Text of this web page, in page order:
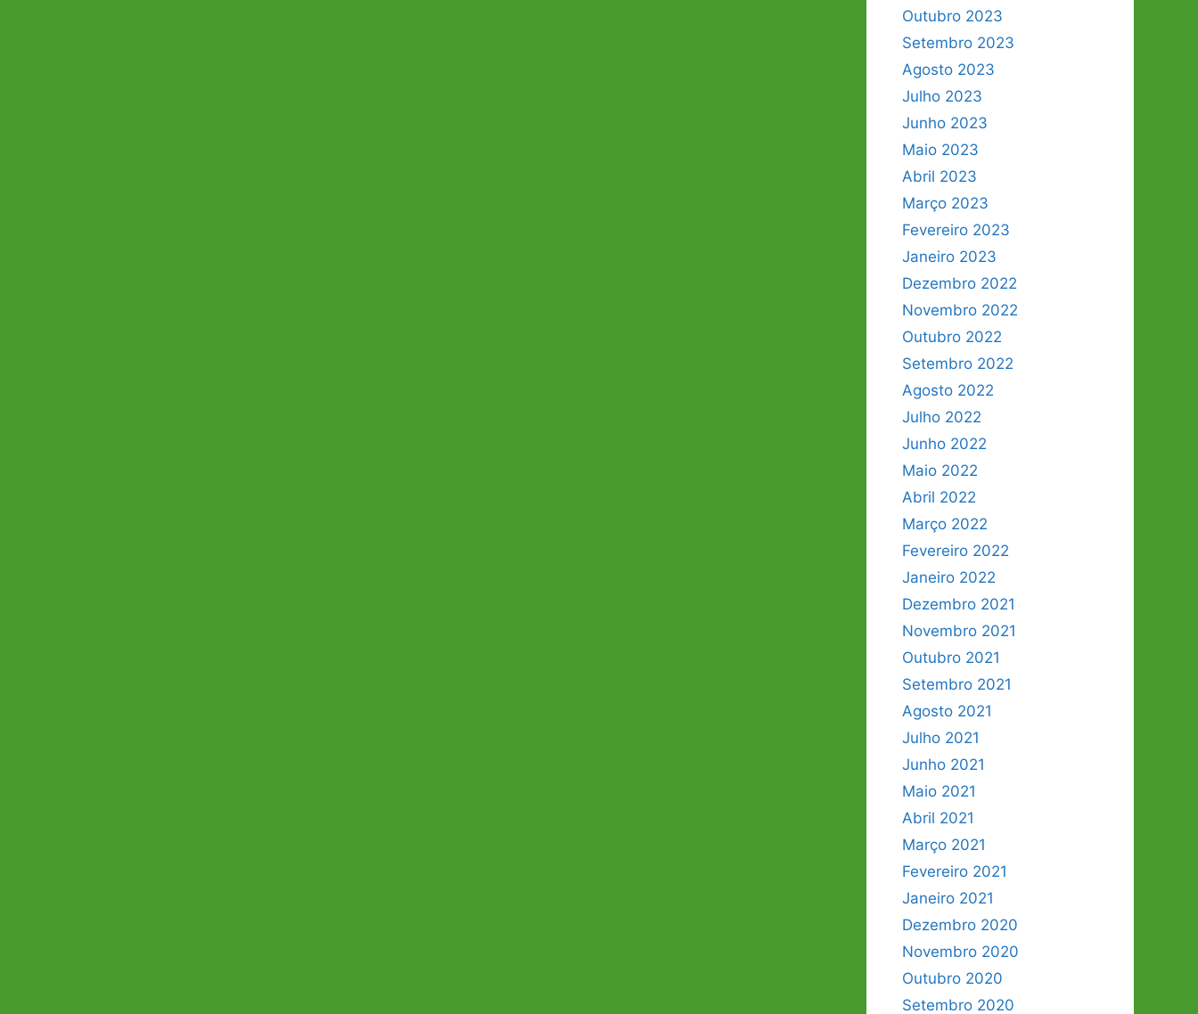
Outubro 2023
Setembro 2023
Agosto 2023
Julho 2023
Junho 2023
Maio 2023
Abril 2023
Março 2023
Fevereiro 2023
Janeiro 2023
Dezembro 2022
Novembro 2022
Outubro 2022
Setembro 2022
Agosto 2022
Julho 2022
Junho 2022
Maio 2022
Abril 2022
Março 2022
Fevereiro 2022
Janeiro 2022
Dezembro 2021
Novembro 2021
Outubro 2021
Setembro 2021
Agosto 2021
Julho 2021
Junho 2021
Maio 2021
Abril 2021
Março 2021
Fevereiro 2021
Janeiro 2021
Dezembro 2020
Novembro 2020
Outubro 2020
Setembro 2020